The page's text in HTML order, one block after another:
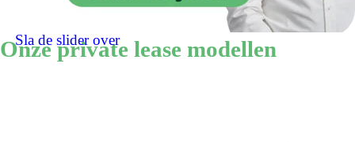
Onze private lease modellen
Sla de slider over